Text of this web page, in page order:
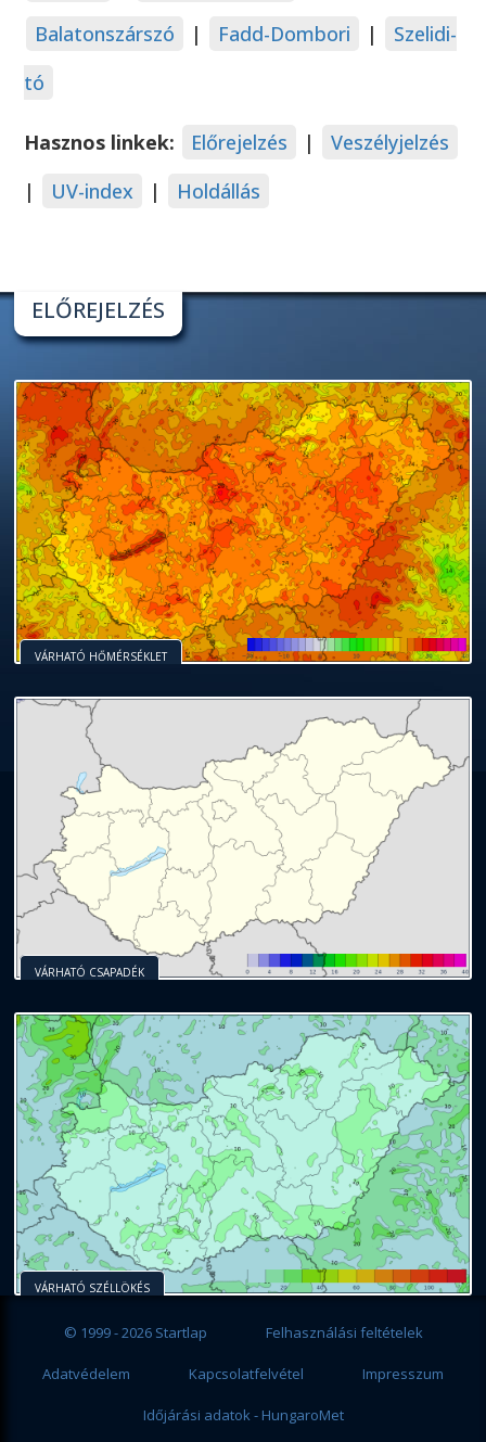
Balatonszárszó
| Fadd-Dombori |
Szelidi-
tó
Hasznos linkek: Előrejelzés |
Veszélyjelzés
|
UV-index | Holdállás
ELŐREJELZÉS
VÁRHATÓ HŐMÉRSÉKLET
VÁRHATÓ CSAPADÉK
VÁRHATÓ SZÉLLÖKÉS
© 1999 - 2026 Startlap Felhasználási feltételek
Adatvédelem Kapcsolatfelvétel Impresszum
Időjárási adatok - HungaroMet